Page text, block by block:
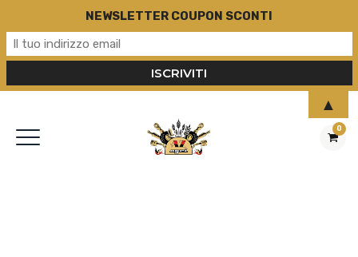
0
NEWSLETTER COUPON SCONTI
▲